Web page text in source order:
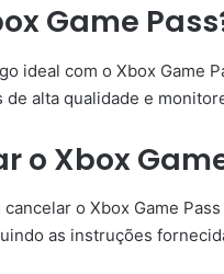
Game
ideal com o Xbox Game
alta qualidade e
o Xbox
o Xbox Game
as instruções